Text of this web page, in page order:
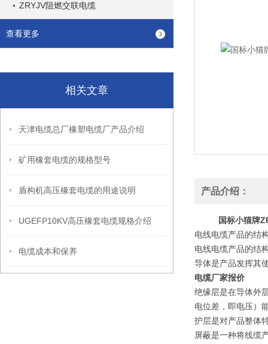
ZRYJV阻燃交联电缆
查看更多
相关文章
天津电缆总厂橡塑电缆厂产品介绍
矿用橡套电缆的规格型号
盾构机高压橡套电缆的用途说明
UGEFP10KV高压橡套电缆规格介绍
电缆成本和保养
产品介绍：
国标小猫牌
电线电缆产品的结
电线电缆产品的结
导体是产品发挥其
电缆厂家报价
绝缘层是在导体外
电位差，即电压）
护层是对产品整体
屏蔽是一种将线缆